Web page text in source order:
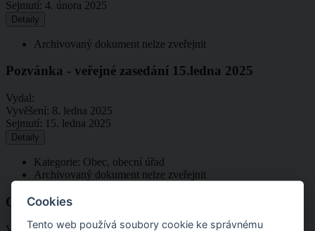
Sejmutí: 4. února 2025
Detaily
Archivovaný dokument nelze zveřejnit
Pozvánka - veřejné zasedání 15.ledna 2025
Vydal:
Vyvěšení: 8. ledna 2025
Sejmutí: 15. ledna 2025
Detaily
Kategorie: Obec, obecní úřad
Archivovaný dokument nelze zveřejnit
OZNÁMENÍ -Koordinované stanovisko
Cookies
Tento web používá soubory cookie ke správnému